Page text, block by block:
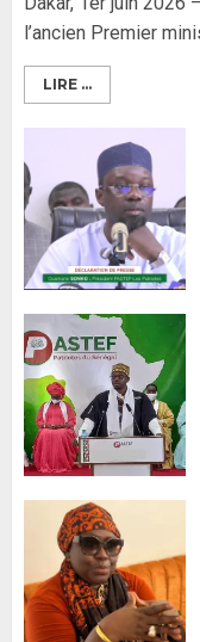
l’ancien Premier
LIRE ...